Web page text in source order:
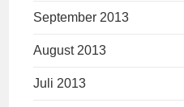
September 2013
August 2013
Juli 2013